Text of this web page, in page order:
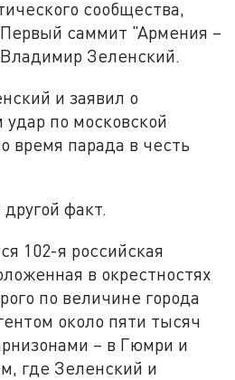
сообщества,
саммит "Армения –
Зеленский.
и заявил о
по московской
время парада в честь
факт.
102-я российская
в окрестностях
по величине города
около пяти тысяч
– в Гюмри и
где Зеленский и